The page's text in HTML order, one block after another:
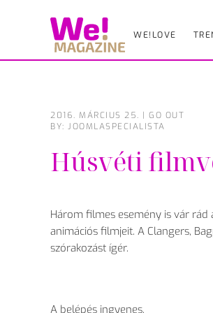
WE!LOVE
2016. MÁRCIUS 25. | GO OUT
BY: JOOMLASPECIALISTA
Húsvéti
Három filmes esemény is vár rád
animációs filmjeit. A Clangers,
szórakozást ígér.
A belépés ingyenes.